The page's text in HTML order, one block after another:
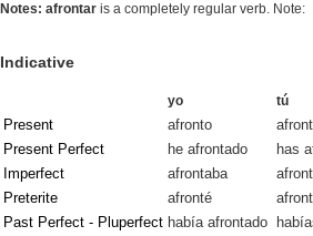
Notes: afrontar is a completely regular verb. Note:
Indicative
yo tú
Present afronto
Present Perfect
he afrontado has
Imperfect
afrontaba
Preterite
afronté
Past Perfect - Pluperfect había afrontado